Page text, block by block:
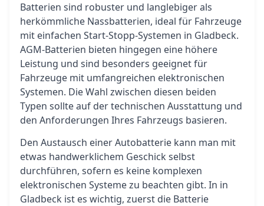
Batterien sind robuster und langlebiger als
herkömmliche Nassbatterien, ideal für Fahrzeuge
mit einfachen Start-Stopp-Systemen in Gladbeck.
AGM-Batterien bieten hingegen eine höhere
Leistung und sind besonders geeignet für
Fahrzeuge mit umfangreichen elektronischen
Systemen. Die Wahl zwischen diesen beiden
Typen sollte auf der technischen Ausstattung und
den Anforderungen Ihres Fahrzeugs basieren.
Den Austausch einer Autobatterie kann man mit
etwas handwerklichem Geschick selbst
durchführen, sofern es keine komplexen
elektronischen Systeme zu beachten gibt. In in
Gladbeck ist es wichtig, zuerst die Batterie